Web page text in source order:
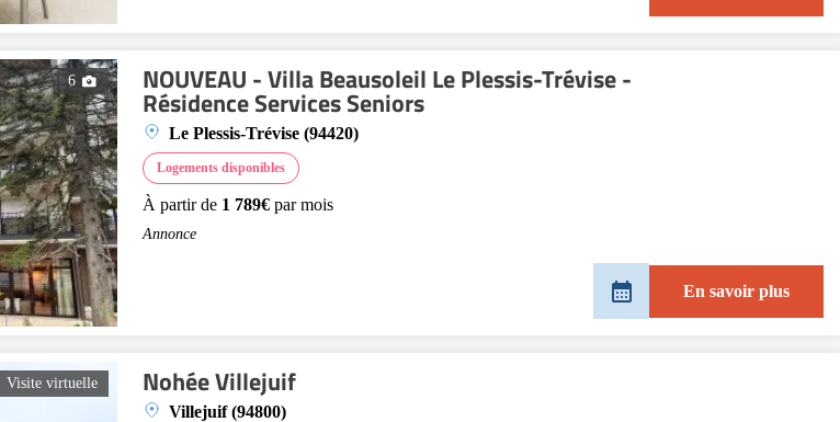
6 NOUVEAU - Villa Beausoleil Le Plessis-Trévise -
Résidence Services Seniors
Le Plessis-Trévise (94420)
Logements disponibles
À partir de 1 789€ par mois
Annonce
En savoir plus
Visite virtuelle Nohée Villejuif
Villejuif (94800)